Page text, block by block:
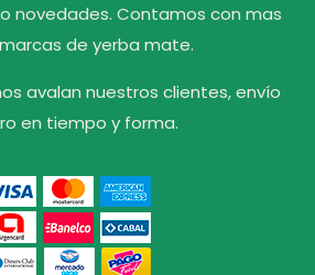
novedades. Contamos con mas
de yerba mate.
avalan nuestros clientes, envío
en tiempo y forma.